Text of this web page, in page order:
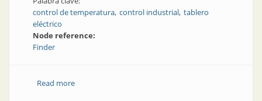
control de temperatura control industrial tablero
eléctrico
Node reference:
Finder
Read moreabout Termorregulación: operación sencilla con la